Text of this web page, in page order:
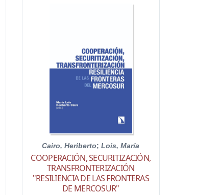
Cairo, Heriberto;Lois, María
COOPERACIÓN, SECURITIZACIÓN,
TRANSFRONTERIZACIÓN
"RESILIENCIA DE LAS FRONTERAS
DE MERCOSUR"